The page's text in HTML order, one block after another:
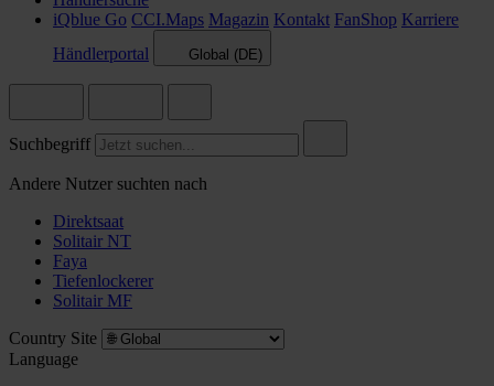
iQblue Go CCI.Maps Magazin Kontakt FanShop Karriere
Händlerportal
Global (DE)
Suchbegriff
Andere Nutzer suchten nach
Direktsaat
Solitair NT
Faya
Tiefenlockerer
Solitair MF
Country Site
Language